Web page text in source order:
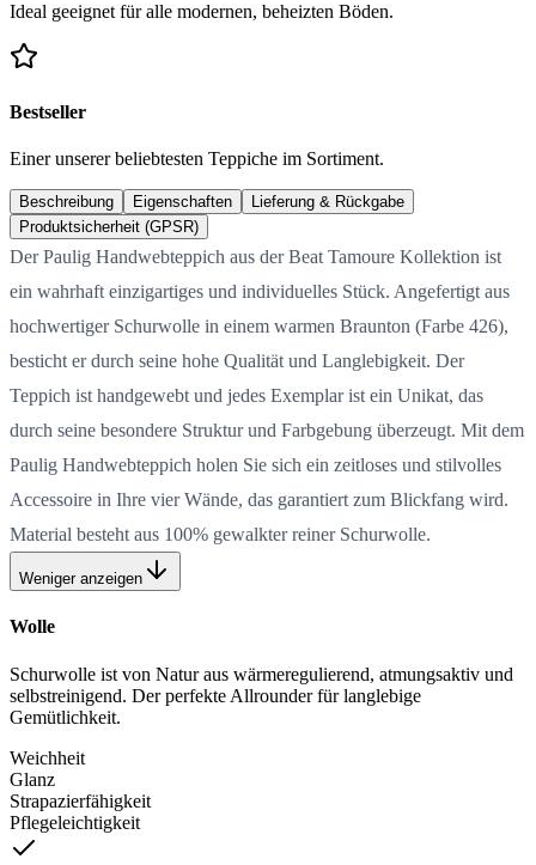
Ideal geeignet für alle modernen, beheizten Böden.
Bestseller
Einer unserer beliebtesten Teppiche im Sortiment.
Beschreibung Eigenschaften
Lieferung & Rückgabe
Produktsicherheit (GPSR)
Der Paulig Handwebteppich aus der Beat Tamoure Kollektion ist
ein wahrhaft einzigartiges und individuelles Stück. Angefertigt aus
hochwertiger Schurwolle in einem warmen Braunton (Farbe 426),
besticht er durch seine hohe Qualität und Langlebigkeit. Der
Teppich ist handgewebt und jedes Exemplar ist ein Unikat, das
durch seine besondere Struktur und Farbgebung überzeugt. Mit dem
Paulig Handwebteppich holen Sie sich ein zeitloses und stilvolles
Accessoire in Ihre vier Wände, das garantiert zum Blickfang wird.
Material besteht aus 100% gewalkter reiner Schurwolle.
Weniger anzeigen
Wolle
Schurwolle ist von Natur aus wärmeregulierend, atmungsaktiv und
selbstreinigend. Der perfekte Allrounder für langlebige
Gemütlichkeit.
Weichheit
Glanz
Strapazierfähigkeit
Pflegeleichtigkeit